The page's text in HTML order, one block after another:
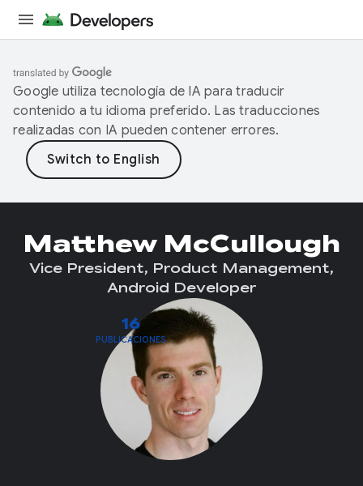
Google utiliza tecnología de IA para traducir
contenido a tu idioma preferido. Las traducciones
realizadas con IA pueden contener errores.
16
PUBLICACIONES
Matthew McCullough
Vice President, Product Management,
Android Developer